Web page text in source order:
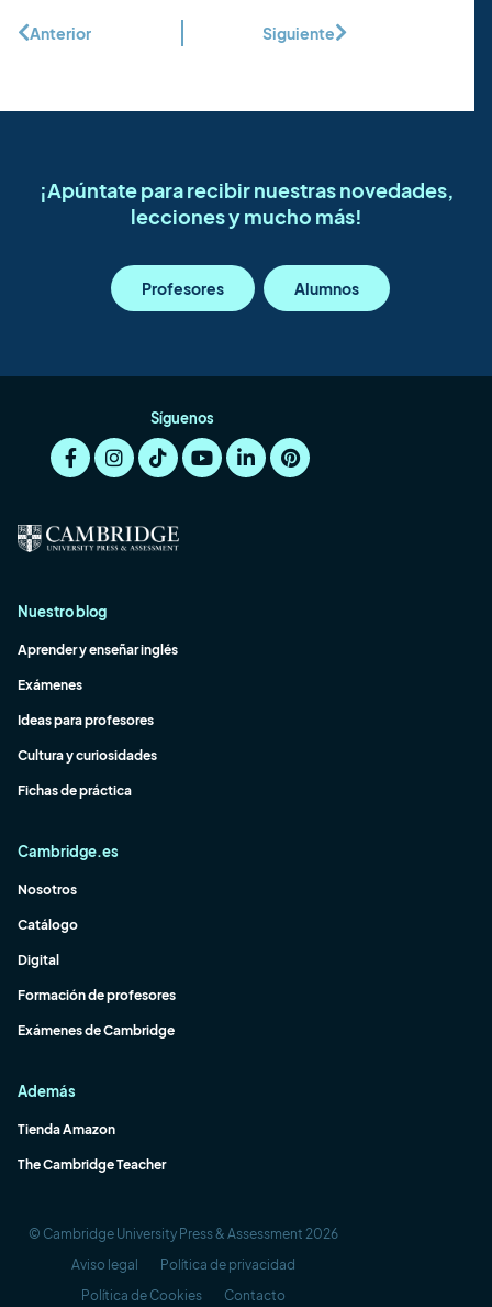
Anterior Siguiente
¡Apúntate para recibir nuestras novedades,
lecciones y mucho más!
Profesores Alumnos
Síguenos
Nuestro blog
Aprender y enseñar inglés
Exámenes
Ideas para profesores
Cultura y curiosidades
Fichas de práctica
Cambridge.es
Nosotros
Catálogo
Digital
Formación de profesores
Exámenes de Cambridge
Además
Tienda Amazon
The Cambridge Teacher
© Cambridge University Press & Assessment 2026
Aviso legal
Política de privacidad
Política de Cookies
Contacto